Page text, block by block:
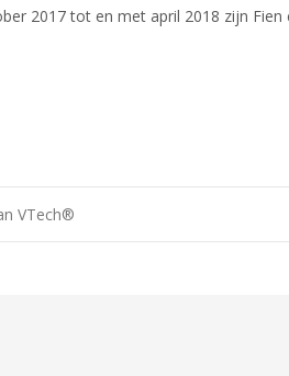
2017 tot en met april 2018 zijn
VTech®